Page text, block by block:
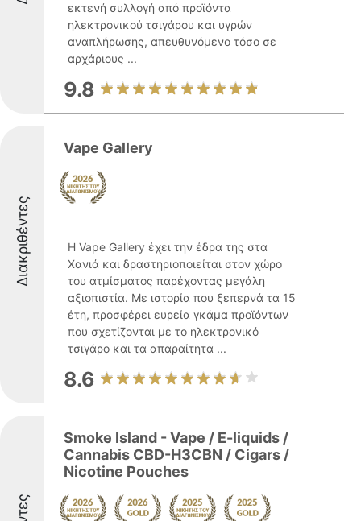
εκτενή συλλογή από προϊόντα
ηλεκτρονικού τσιγάρου και υγρών
αναπλήρωσης, απευθυνόμενο τόσο σε
αρχάριους ...
9.8
Διακριθέντες
Vape Gallery
Η Vape Gallery έχει την έδρα της στα
Χανιά και δραστηριοποιείται στον χώρο
του ατμίσματος παρέχοντας μεγάλη
αξιοπιστία. Με ιστορία που ξεπερνά τα 15
έτη, προσφέρει ευρεία γκάμα προϊόντων
που σχετίζονται με το ηλεκτρονικό
τσιγάρο και τα απαραίτητα ...
8.6
Smoke Island - Vape / E-liquids /
Cannabis CBD-H3CBN / Cigars /
Nicotine Pouches